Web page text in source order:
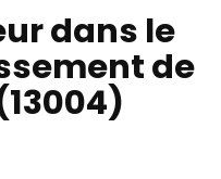
dans le
de